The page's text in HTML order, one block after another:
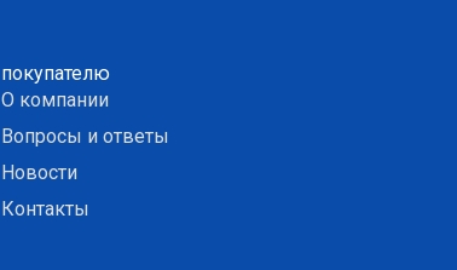
покупателю
О компании
Вопросы и ответы
Новости
Контакты